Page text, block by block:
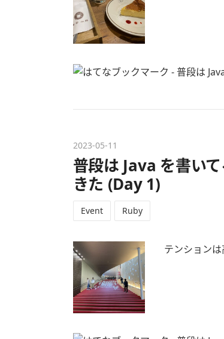
2023-05-11
普段は Java を書い
きた (Day 1)
Event Ruby
テンションは